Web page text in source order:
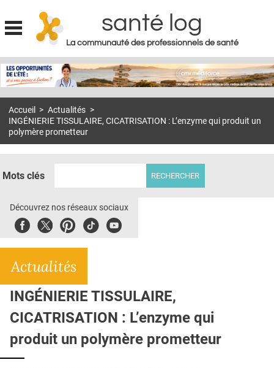
Jump to navigation
santé log
La communauté des professionnels de santé
MON COMPTE
S'ABONNER À LA REVUE SOIN À DOMICILE
ACTUS
E-REVUE SAD
THÉMA
Accueil > Actualités >
INGÉNIERIE TISSULAIRE, CICATRISATION : L’enzyme qui produit un
polymère prometteur
Mots clés
Découvrez nos réseaux sociaux
FacebookTwitterPinterest
TiktokYoubute
Actualités
INGÉNIERIE TISSULAIRE,
CICATRISATION : L’enzyme qui
produit un polymère prometteur